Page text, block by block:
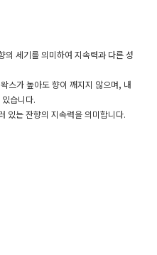
의 세기를 의미하여 지속력과 다른 성
스가 높아도 향이 깨지지 않으며, 내
습니다.
있는 잔향의 지속력을 의미합니다.